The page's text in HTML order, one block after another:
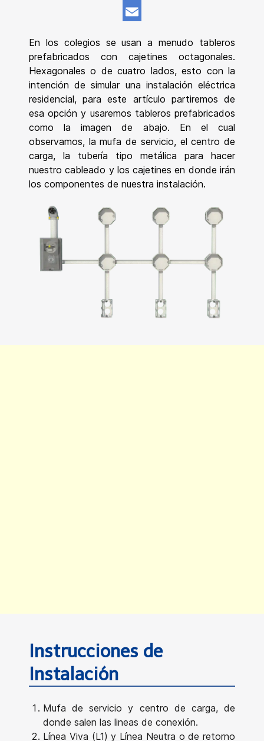
WhatsApp
En los colegios se usan a menudo tableros
prefabricados con cajetines octagonales.
Hexagonales o de cuatro lados, esto con la
intención de simular una instalación eléctrica
residencial, para este artículo partiremos de
esa opción y usaremos tableros prefabricados
como la imagen de abajo. En el cual
observamos, la mufa de servicio, el centro de
carga, la tubería tipo metálica para hacer
nuestro cableado y los cajetines en donde irán
los componentes de nuestra instalación.
Instrucciones de
Instalación
Mufa de servicio y centro de carga, de
donde salen las lineas de conexión.
Línea Viva (L1) y Línea Neutra o de retorno